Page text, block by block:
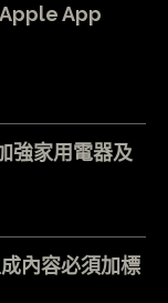
App
強家用電器及
內容必須加標